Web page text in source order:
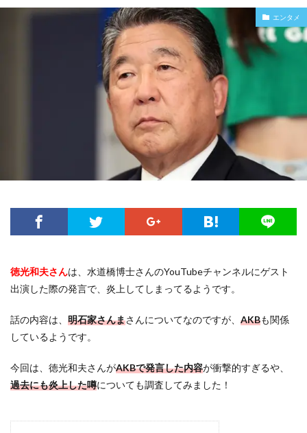
エンタメ
徳光和夫さんは、水道橋博士さんのYouTubeチャンネルにゲスト
出演した際の発言で、炎上してしまってるようです。
話の内容は、 明石家さんまさんについてなのですが、 AKBも関係
しているようです。
今回は、徳光和夫さんがAKBで発言した内容が衝撃的すぎるや、
過去にも炎上した噂についても調査してみました！